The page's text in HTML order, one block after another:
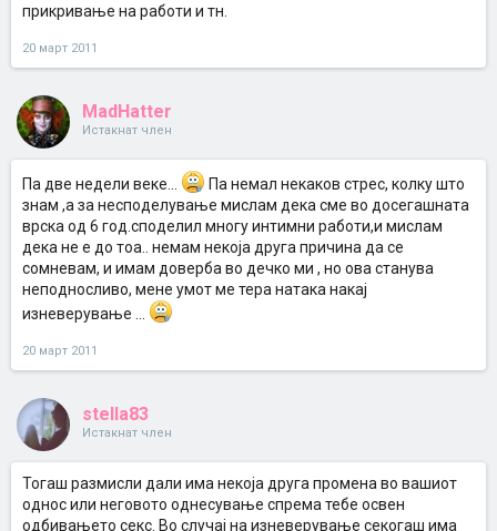
прикривање на работи и тн.
20 март 2011
MadHatter
Истакнат член
Па две недели веке...
Па немал некаков стрес, колку што
знам ,а за несподелување мислам дека сме во досегашната
врска од 6 год.споделил многу интимни работи,и мислам
дека не е до тоа.. немам некоја друга причина да се
сомневам, и имам доверба во дечко ми , но ова станува
неподносливо, мене умот ме тера натака накај
изневерување ...
20 март 2011
stella83
Истакнат член
Тогаш размисли дали има некоја друга промена во вашиот
однос или неговото однесување спрема тебе освен
одбивањето секс. Во случај на изневерување секогаш има